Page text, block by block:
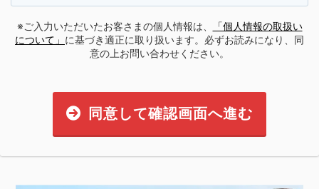
※ご入力いただいたお客さまの個人情報は、
「個人情報の取扱い
について」 に基づき適正に取り扱います。必ずお読みになり、同
意の上お問い合わせください。
同意して確認画面へ進む